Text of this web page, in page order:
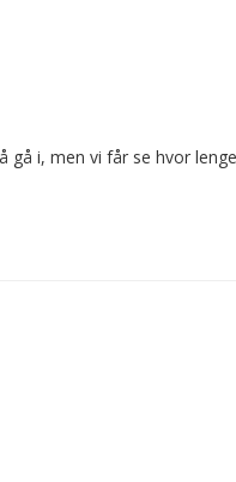
i, men vi får se hvor